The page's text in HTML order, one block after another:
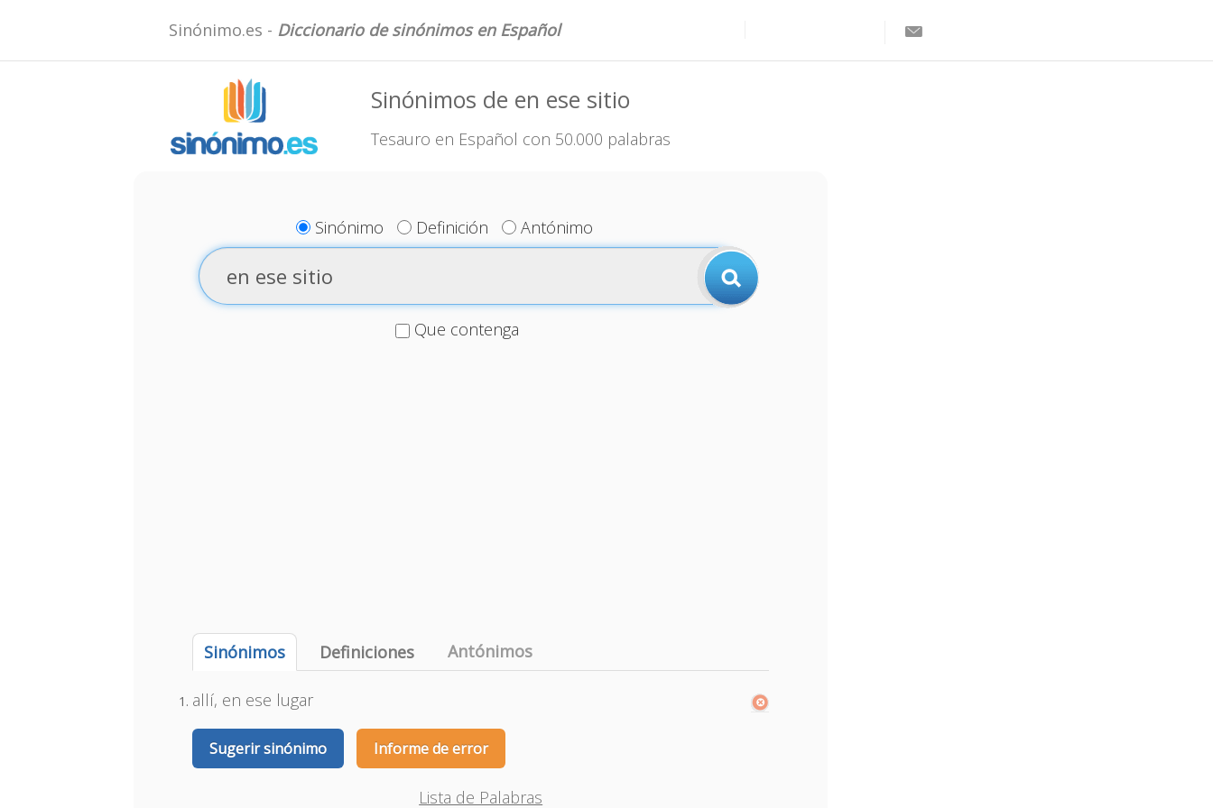
Sinónimo.es - Diccionario de sinónimos en Español
Sinónimos de en ese sitio
Tesauro en Español con 50.000 palabras
Sinónimo Definición Antónimo
Que contenga
Sinónimos Definiciones Antónimos
allí, en ese lugar
Sugerir sinónimo Informe de error
Lista de Palabras